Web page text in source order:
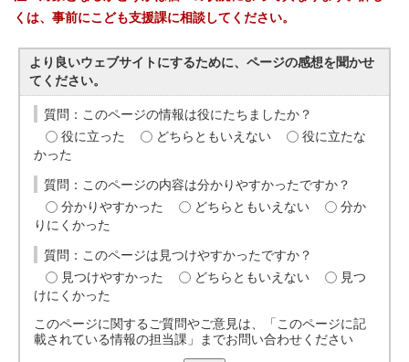
くは、事前にこども支援課に相談してください。
より良いウェブサイトにするために、ページの感想を聞かせ
てください。
質問：このページの情報は役にたちましたか？
役に立った
どちらともいえない
役に立たな
かった
質問：このページの内容は分かりやすかったですか？
分かりやすかった
どちらともいえない
分か
りにくかった
質問：このページは見つけやすかったですか？
見つけやすかった
どちらともいえない
見つ
けにくかった
このページに関するご質問やご意見は、「このページに記
載されている情報の担当課」までお問い合わせください